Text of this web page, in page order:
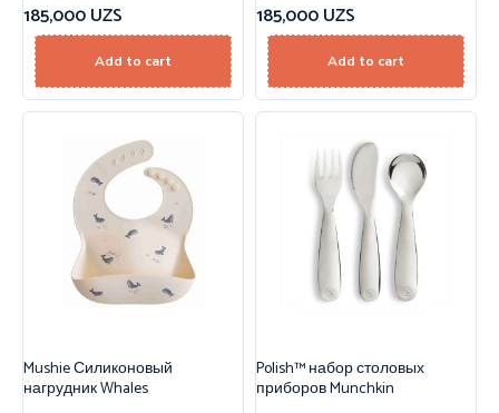
185,000UZS
Add to cart
185,000UZS
Add to cart
Mushie Силиконовый
нагрудник Whales
Polish™ набор столовых
приборов Munchkin